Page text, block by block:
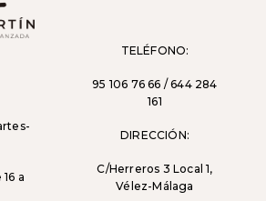
a
TELÉFONO:
95 106 76 66 / 644 284
161
DIRECCIÓN:
C/Herreros 3 Local 1,
Vélez-Málaga